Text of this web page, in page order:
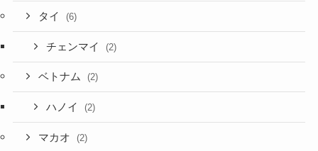
タイ (6)
チェンマイ (2)
ベトナム (2)
ハノイ (2)
マカオ (2)